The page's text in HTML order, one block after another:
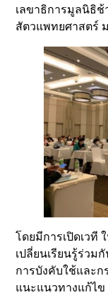
เลขาธิการมูลนิธิ
สัตวแพทยศาสตร์
โดยมีการเปิดเวที
เปลี่ยนเรียนรู้ร่วม
การบังคับใช้และ
แนะแนวทางแก้ไ